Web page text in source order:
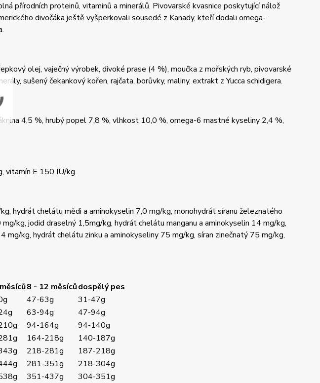
přírodních proteinů, vitaminů a minerálů. Pivovarské kvasnice poskytující nálož
divočáka ještě vyšperkovali sousedé z Kanady, kteří dodali omega-
olej, vaječný výrobek, divoké prase (4 %), moučka z mořských ryb, pivovarské
sušený čekankový kořen, rajčata, borůvky, maliny, extrakt z Yucca schidigera.
4,5 %, hrubý popel 7,8 %, vlhkost 10,0 %, omega-6 mastné kyseliny 2,4 %,
vitamín E 150 IU/kg.
hydrát chelátu mědi a aminokyselin 7,0 mg/kg, monohydrát síranu železnatého
kg, jodid draselný 1,5mg/kg, hydrát chelátu manganu a aminokyselin 14 mg/kg,
mg/kg, hydrát chelátu zinku a aminokyseliny 75 mg/kg, síran zinečnatý 75 mg/kg,
8 - 12 měsícůdospělý pes
47-63g
31-47g
63-94g
47-94g
94-164g
94-140g
164-218g
140-187g
218-281g
187-218g
281-351g
218-304g
351-437g
304-351g